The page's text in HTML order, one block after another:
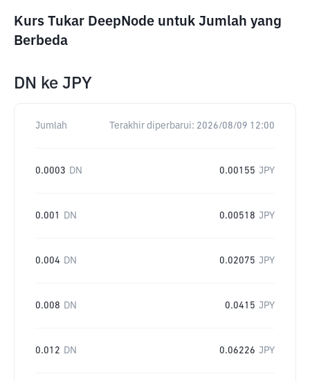
Kurs Tukar DeepNode untuk Jumlah yang
Berbeda
DN ke JPY
Jumlah Terakhir diperbarui: 2026/08/09 12:00
0.0003 DN 0.00155 JPY
0.001 DN 0.00518 JPY
0.004 DN 0.02075 JPY
0.008 DN 0.0415 JPY
0.012 DN 0.06226 JPY